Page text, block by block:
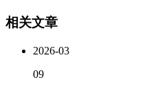
相关文章
2026-03
09